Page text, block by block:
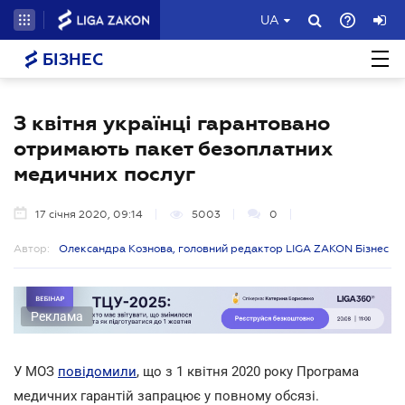
UA
БІЗНЕС
З квітня українці гарантовано
отримають пакет безоплатних
медичних послуг
17 січня 2020, 09:14 5003 0
Автор: Олександра Кознова, головний редактор LIGA ZAKON Бізнес
Реклама
У МОЗ повідомили, що з 1 квітня 2020 року Програма
медичних гарантій запрацює у повному обсязі.